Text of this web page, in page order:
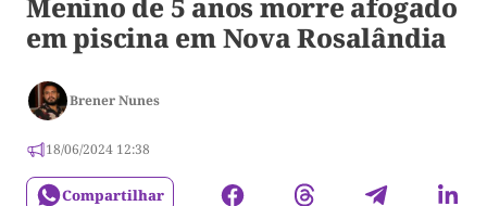
em piscina em Nova Rosalândia
Brener Nunes
18/06/2024 12:38
Compartilhar